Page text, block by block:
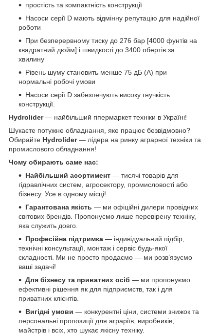
простість та компактність конструкції
Насоси серії D мають відмінну репутацію для надійної
роботи
При безперервному тиску до 276 бар [4000 фунтів на
квадратний дюйм] і швидкості до 3400 обертів за
хвилину
Рівень шуму становить менше 75 дБ (А) при
нормальні робочі умови
Насоси серії D забезпечують високу гнучкість
конструкції.
Hydrolider— найбільший гіпермаркет техніки в Україні!
Шукаєте потужне обладнання, яке працює безвідмовно?
Обирайте Hydrolider— лідера на ринку аграрної техніки та
промислового обладнання!
Чому обирають саме нас:
Найбільший асортимент — тисячі товарів для
гідравлічних систем, агросектору, промисловості або
бізнесу. Усе в одному місці!
Гарантована якість — ми офіційні дилери провідних
світових брендів. Пропонуємо лише перевірену техніку,
яка служить довго.
Професійна підтримка — індивідуальний підбір,
технічні консультації, монтаж і сервіс будь-якої
складності. Ми не просто продаємо — ми розв’язуємо
ваші задачі!
Для бізнесу та приватних осіб — ми пропонуємо
ефективні рішення як для підприємств, так і для
приватних клієнтів.
Вигідні умови — конкурентні ціни, системи знижок та
персональні пропозиції для аграріїв, виробників,
майстрів і всіх, хто шукає якісну техніку.